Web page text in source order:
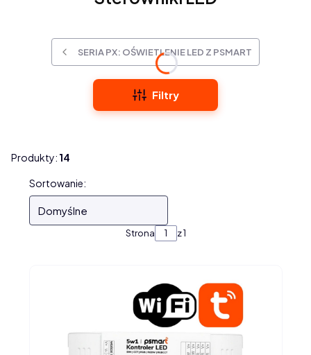
SERIA PX: OŚWIETLENIE LED Z PSMART
Filtry
Produkty: 14
Lista produktów
Sortowanie:
Domyślne
Strona z 1